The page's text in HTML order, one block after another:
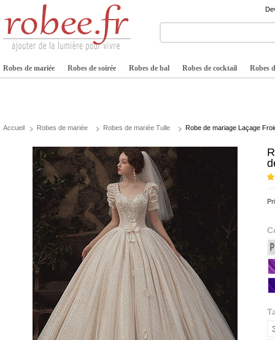
Robes de mariée Robes de soirée Robes de bal Robes de cocktail Robes
Accueil Robes de mariée Robes de mariée Tulle Robe de mariage Laçage